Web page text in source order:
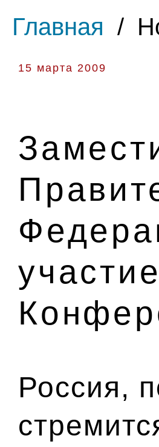
Главная /
15 марта 2009
Россия,